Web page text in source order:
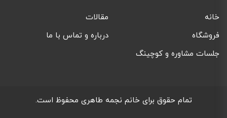
خانه
مقالات
فروشگاه
درباره و تماس با ما
جلسات مشاوره و کوچینگ
تمام حقوق برای خانم نجمه طاهری محفوظ است.